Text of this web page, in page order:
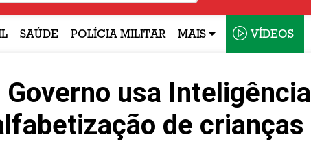
SAÚDE POLÍCIA MILITAR MAIS VÍDEOS
usa Inteligência
de crianças